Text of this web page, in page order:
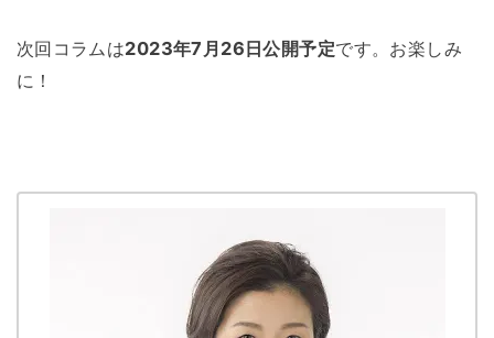
次回コラムは2023年7月26日公開予定です。お楽しみ
に！